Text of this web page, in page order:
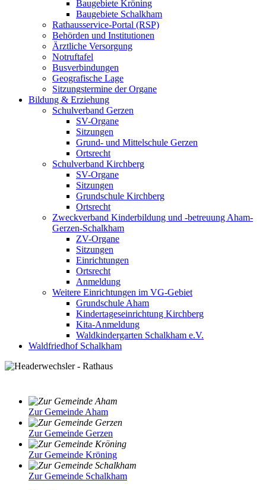
Baugebiete Kröning
Baugebiete Schalkham
Rathausservice-Portal (RSP)
Behörden und Institutionen
Ärztliche Versorgung
Notruftafel
Busverbindungen
Geografische Lage
Sitzungstermine der Organe
Bildung & Erziehung
Schulverband Gerzen
SV-Organe
Sitzungen
Grund- und Mittelschule Gerzen
Ortsrecht
Schulverband Kirchberg
SV-Organe
Sitzungen
Grundschule Kirchberg
Ortsrecht
Zweckverband Kinderbildung und -betreuung Aham-
Gerzen-Schalkham
ZV-Organe
Sitzungen
Einrichtungen
Ortsrecht
Anmeldung
Weitere Einrichtungen im VG-Gebiet
Grundschule Aham
Kindertageseinrichtung Kirchberg
Kita-Anmeldung
Waldkindergarten Schalkham e.V.
Waldfriedhof Schalkham
Zur Gemeinde Aham
Zur Gemeinde Gerzen
Zur Gemeinde Kröning
Zur Gemeinde Schalkham